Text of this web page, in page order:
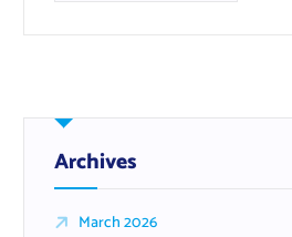
Archives
March 2026